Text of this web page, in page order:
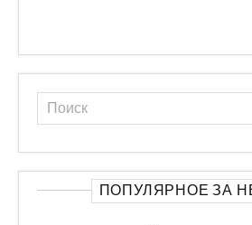
ПОПУЛЯРНОЕ ЗА